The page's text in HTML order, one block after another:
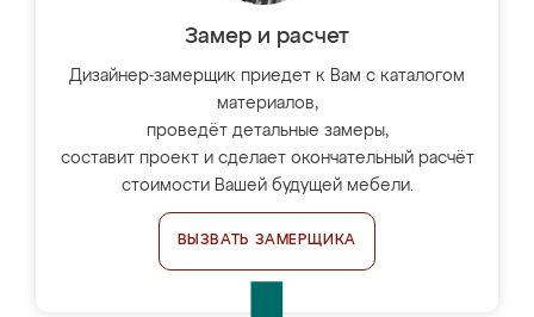
Замер и расчет
Дизайнер-замерщик приедет к Вам с каталогом
материалов,
проведёт детальные замеры,
составит проект и сделает окончательный расчёт
стоимости Вашей будущей мебели.
ВЫЗВАТЬ ЗАМЕРЩИКА